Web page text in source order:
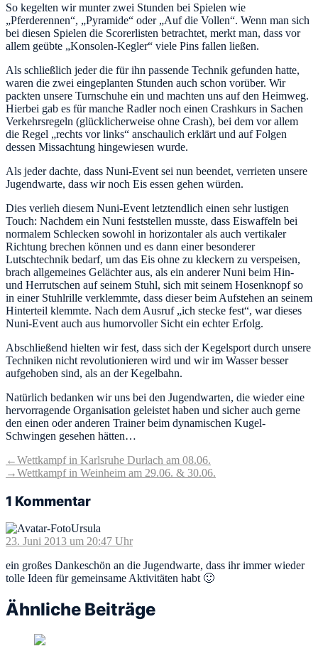
So kegelten wir munter zwei Stunden bei Spielen wie
„Pferderennen“, „Pyramide“ oder „Auf die Vollen“. Wenn man sich
bei diesen Spielen die Scorerlisten betrachtet, merkt man, dass vor
allem geübte „Konsolen-Kegler“ viele Pins fallen ließen.
Als schließlich jeder die für ihn passende Technik gefunden hatte,
waren die zwei eingeplanten Stunden auch schon vorüber. Wir
packten unsere Turnschuhe ein und machten uns auf den Heimweg.
Hierbei gab es für manche Radler noch einen Crashkurs in Sachen
Verkehrsregeln (glücklicherweise ohne Crash), bei dem vor allem
die Regel „rechts vor links“ anschaulich erklärt und auf Folgen
dessen Missachtung hingewiesen wurde.
Als jeder dachte, dass Nuni-Event sei nun beendet, verrieten unsere
Jugendwarte, dass wir noch Eis essen gehen würden.
Dies verlieh diesem Nuni-Event letztendlich einen sehr lustigen
Touch: Nachdem ein Nuni feststellen musste, dass Eiswaffeln bei
normalem Schlecken sowohl in horizontaler als auch vertikaler
Richtung brechen können und es dann einer besonderer
Lutschtechnik bedarf, um das Eis ohne zu kleckern zu verspeisen,
brach allgemeines Gelächter aus, als ein anderer Nuni beim Hin-
und Herrutschen auf seinem Stuhl, sich mit seinem Hosenknopf so
in einer Stuhlrille verklemmte, dass dieser beim Aufstehen an seinem
Hinterteil klemmte. Nach dem Ausruf „ich stecke fest“, war dieses
Nuni-Event auch aus humorvoller Sicht ein echter Erfolg.
Abschließend hielten wir fest, dass sich der Kegelsport durch unsere
Techniken nicht revolutionieren wird und wir im Wasser besser
aufgehoben sind, als an der Kegelbahn.
Natürlich bedanken wir uns bei den Jugendwarten, die wieder eine
hervorragende Organisation geleistet haben und sicher auch gerne
den einen oder anderen Trainer beim dynamischen Kugel-
Schwingen gesehen hätten…
Beitragsnavigation
←Vorheriger
Beitrag:
Wettkampf in Karlsruhe Durlach am 08.06.
→Nächster
Wettkampf in Weinheim am 29.06. & 30.06.
1 Kommentar
Ursula
23. Juni 2013 um 20:47 Uhr
ein großes Dankeschön an die Jugendwarte, dass ihr immer wieder
tolle Ideen für gemeinsame Aktivitäten habt 🙂
Ähnliche Beiträge